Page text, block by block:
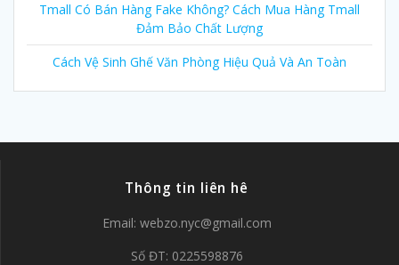
Tmall Có Bán Hàng Fake Không? Cách Mua Hàng Tmall
Đảm Bảo Chất Lượng
Cách Vệ Sinh Ghế Văn Phòng Hiệu Quả Và An Toàn
Thông tin liên hê
Email: webzo.nyc@gmail.com
Số ĐT: 0225598876